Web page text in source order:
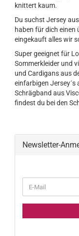
knittert kaum.
Du suchst Jersey
haben für dich einen
eingekauft alles wir
Super geeignet für
Sommerkleider und
und Cardigans aus
einfarbigen
Schrägband aus
findest du bei den
Newsletter-
ZUR
E-
Mail